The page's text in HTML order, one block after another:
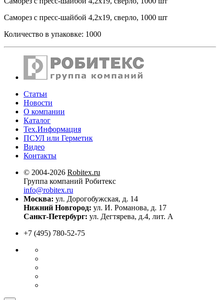
Саморез с пресс-шайбой 4,2х19, сверло, 1000 шт
Количество в упаковке: 1000
Статьи
Новости
О компании
Каталог
Тех.Информация
ПСУЛ или Герметик
Видео
Контакты
© 2004-2026 Robitex.ru
Группа компаний Робитекс
info@robitex.ru
Москва: ул. Дорогобужская, д. 14
Нижний Новгород: ул. И. Романова, д. 17
Санкт-Петербург: ул. Дегтярева, д.4, лит. А
+7 (495) 780-52-75